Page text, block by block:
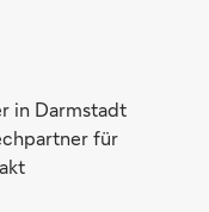
in Darmstadt
für